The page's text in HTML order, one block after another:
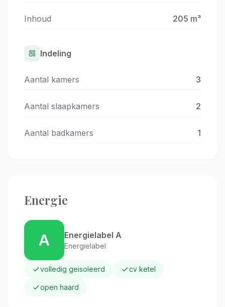
Inhoud 205 m³
Indeling
Aantal kamers 3
Aantal slaapkamers 2
Aantal badkamers 1
Energie
A Energielabel A
Energielabel
volledig geisoleerd cv ketel
open haard